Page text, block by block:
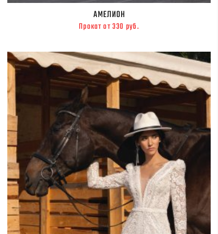
АМЕЛИОН
Прокат от 330 руб.